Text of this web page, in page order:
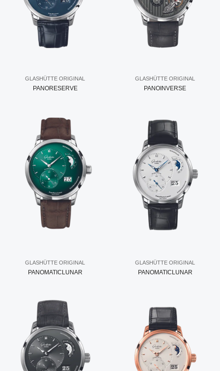
GLASHÜTTE ORIGINAL
PANORESERVE
GLASHÜTTE ORIGINAL
PANOINVERSE
GLASHÜTTE ORIGINAL
PANOMATICLUNAR
GLASHÜTTE ORIGINAL
PANOMATICLUNAR